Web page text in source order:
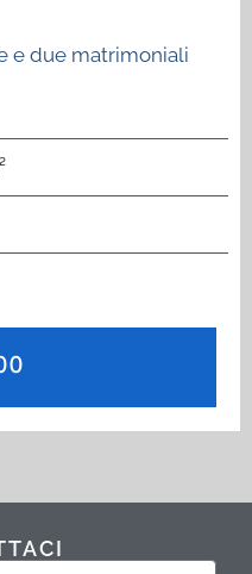
e due matrimoniali